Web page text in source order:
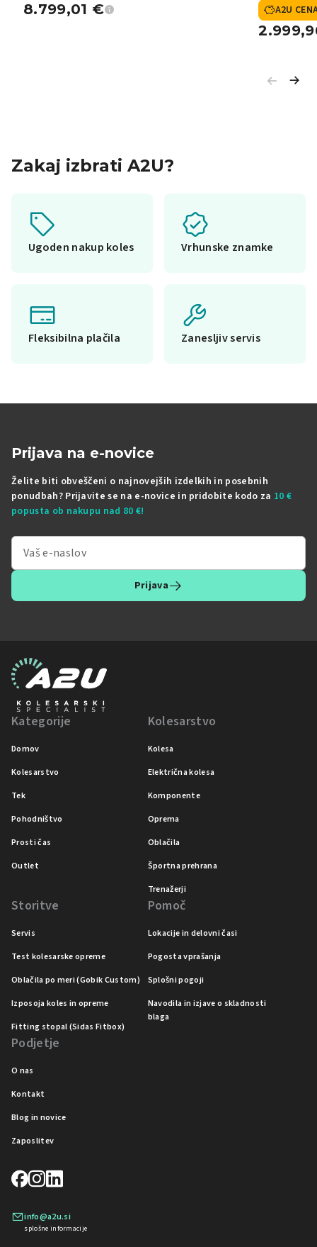
8.799,01 € A2U
Zakaj izbrati A2U?
Ugoden nakup koles Vrhunske znamke
Fleksibilna plačila Zanesljiv servis
Prijava na e-novice
Želite biti obveščeni o najnovejših izdelkih in posebnih
ponudbah? Prijavite se na e-novice in pridobite kodo za 10 €
popusta ob nakupu nad 80 €!
Prijava
Kategorije
Domov
Kolesarstvo
Tek
Pohodništvo
Prosti čas
Outlet
Kolesarstvo
Kolesa
Električna kolesa
Komponente
Oprema
Oblačila
Športna prehrana
Trenažerji
Storitve
Servis
Test kolesarske opreme
Oblačila po meri (Gobik Custom)
Izposoja koles in opreme
Fitting stopal (Sidas Fitbox)
Pomoč
Lokacije in delovni časi
Pogosta vprašanja
Splošni pogoji
Navodila in izjave o skladnosti
blaga
Podjetje
O nas
Kontakt
Blog in novice
Zaposlitev
info@a2u.si
splošne informacije